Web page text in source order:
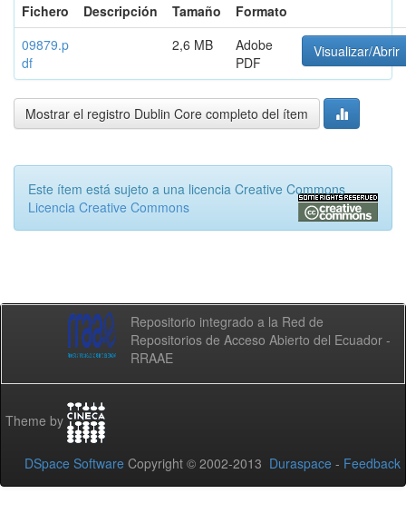
Fichero
Descripción Tamaño
Formato
09879.p
df
2,6 MB
Adobe
PDF
Visualizar/Abrir
Mostrar el registro Dublin Core completo del ítem
Este ítem está sujeto a una licencia Creative Commons
Licencia Creative Commons
Repositorio integrado a la Red de
Repositorios de Acceso Abierto del Ecuador -
RRAAE
Theme by
DSpace Software Copyright © 2002-2013 Duraspace - Feedback